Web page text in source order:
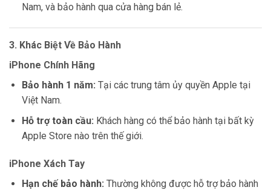
Nam, và bảo hành qua cửa hàng bán lẻ.
3. Khác Biệt Về Bảo Hành
iPhone Chính Hãng
Bảo hành 1 năm: Tại các trung tâm ủy quyền Apple tại
Việt Nam.
Hỗ trợ toàn cầu: Khách hàng có thể bảo hành tại bất kỳ
Apple Store nào trên thế giới.
iPhone Xách Tay
Hạn chế bảo hành: Thường không được hỗ trợ bảo hành